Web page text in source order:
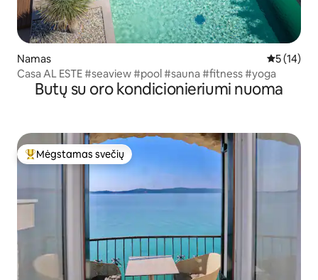
Namas Vidutinis
5 (14)
Casa AL ESTE #seaview #pool #sauna #fitness #yoga
Butų su oro kondicionieriumi nuoma
Svečių mėgstamiausias
Mėgstamas svečių